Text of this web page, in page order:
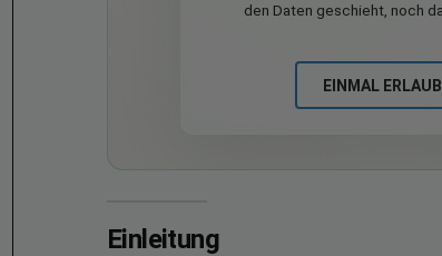
den Daten geschieht, noch
EINMAL
Einleitung